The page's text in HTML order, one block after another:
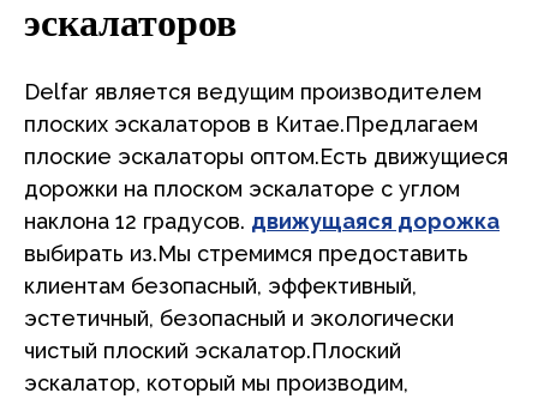
эскалаторов
Delfar является ведущим производителем
плоских эскалаторов в Китае.Предлагаем
плоские эскалаторы оптом.Есть движущиеся
дорожки на плоском эскалаторе с углом
наклона 12 градусов. движущаяся дорожка
выбирать из.Мы стремимся предоставить
клиентам безопасный, эффективный,
эстетичный, безопасный и экологически
чистый плоский эскалатор.Плоский
эскалатор, который мы производим,